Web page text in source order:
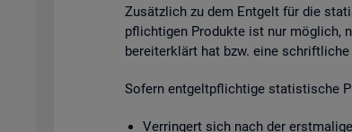
Zu­sätz­lich zu dem Ent­gelt für die
pflich­ti­gen Pro­duk­te ist nur mög­lich,
be­reit­er­klärt hat bzw. eine
So­fern ent­gelt­pflich­ti­ge sta­tis­ti­sche
Ver­rin­gert sich nach der